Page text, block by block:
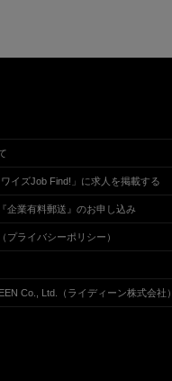
イズJob Find!」に求人を掲載する
企業有料郵送』のお申し込み
プライバシーポリシー）
Co., Ltd.（ライディーン株式会社）